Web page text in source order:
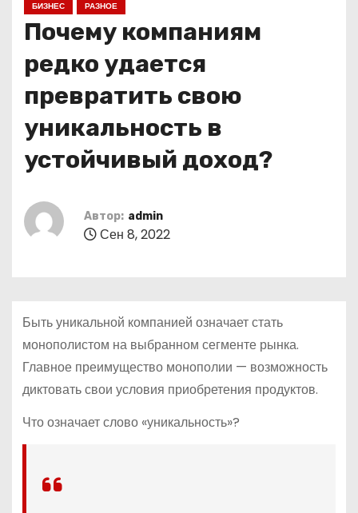
БИЗНЕС РАЗНОЕ
Почему компаниям
редко удается
превратить свою
уникальность в
устойчивый доход?
Автор: admin
Сен 8, 2022
Быть уникальной компанией означает стать
монополистом на выбранном сегменте рынка.
Главное преимущество монополии — возможность
диктовать свои условия приобретения продуктов.
Что означает слово «уникальность»?